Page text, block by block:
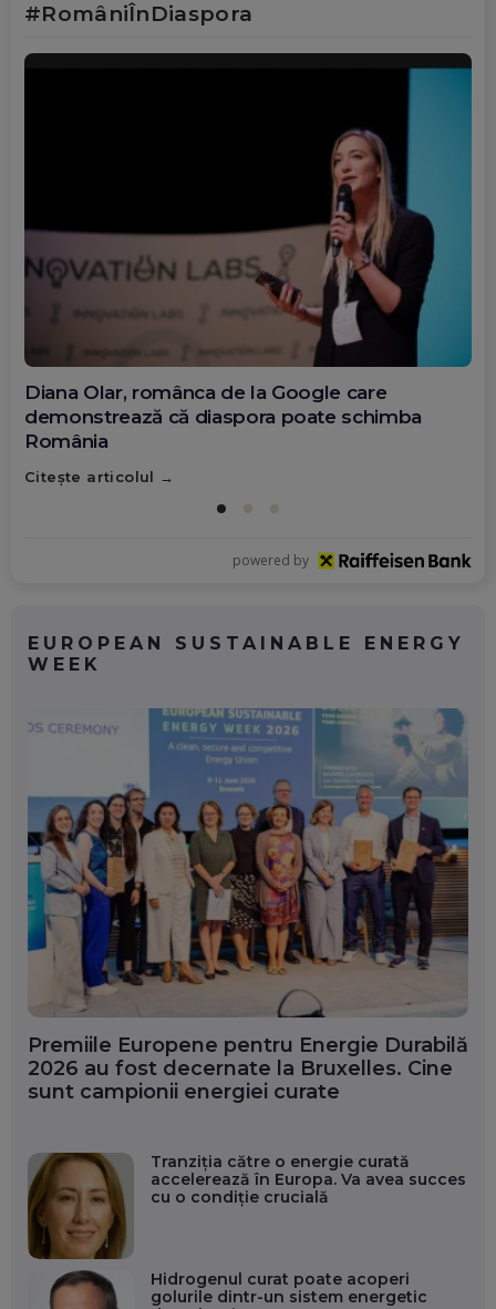
#RomâniÎnDiaspora
Diana Olar, românca de la Google care
demonstrează că diaspora poate schimba
România
Citește articolul
powered by
EUROPEAN SUSTAINABLE ENERGY
WEEK
Premiile Europene pentru Energie Durabilă
2026 au fost decernate la Bruxelles. Cine
sunt campionii energiei curate
Tranziția către o energie curată
accelerează în Europa. Va avea succes
cu o condiție crucială
Hidrogenul curat poate acoperi
golurile dintr-un sistem energetic